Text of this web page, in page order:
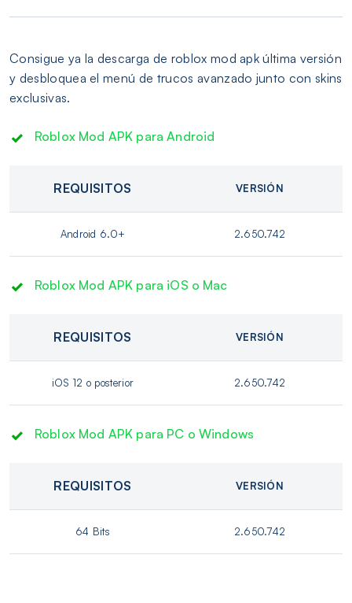
Consigue ya la descarga de roblox mod apk última versión
y desbloquea el menú de trucos avanzado junto con skins
exclusivas.
Roblox Mod APK para Android
REQUISITOS VERSIÓN
Android 6.0+ 2.650.742
Roblox Mod APK para iOS o Mac
REQUISITOS VERSIÓN
iOS 12 o posterior 2.650.742
Roblox Mod APK para PC o Windows
REQUISITOS VERSIÓN
64 Bits 2.650.742